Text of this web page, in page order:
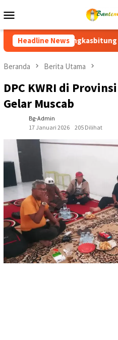
ke
Mobile
Headline News
KUA-PPAS APBD Tanah Datar
Beranda Berita Utama
DPC KWRI di
Gelar Muscab
Bg-Admin
17 Januari 2026
205 Dilihat